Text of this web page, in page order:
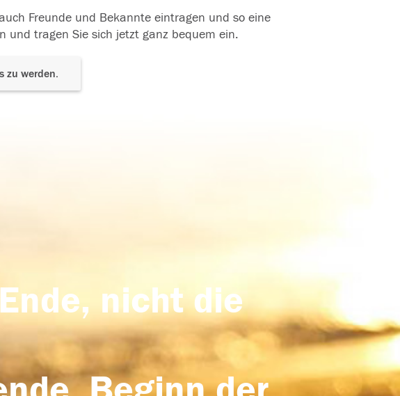
Freunde und Bekannte eintragen und so eine
und tragen Sie sich jetzt ganz bequem ein.
zu werden.
nicht die